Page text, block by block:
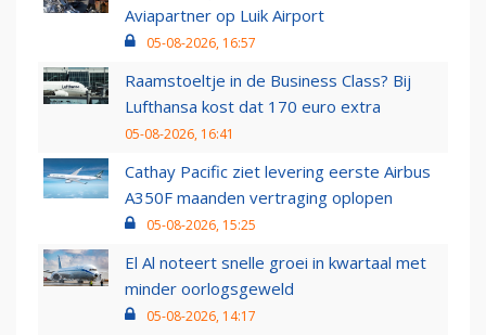
Aviapartner op Luik Airport
05-08-2026, 16:57
Raamstoeltje in de Business Class? Bij
Lufthansa kost dat 170 euro extra
05-08-2026, 16:41
Cathay Pacific ziet levering eerste Airbus
A350F maanden vertraging oplopen
05-08-2026, 15:25
El Al noteert snelle groei in kwartaal met
minder oorlogsgeweld
05-08-2026, 14:17